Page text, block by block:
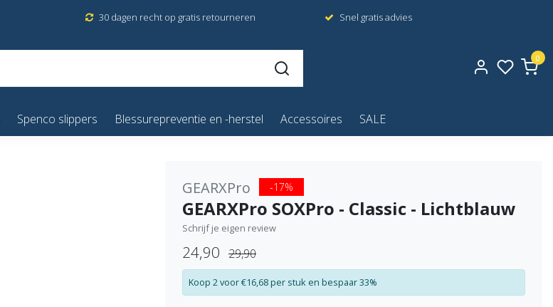
30 dagen recht op gratis retourneren Snel gratis advies
0
Spenco slippers Blessurepreventie en -herstel Accessoires SALE
GEARXPro -17%
GEARXPro SOXPro - Classic - Lichtblauw
Schrijf je eigen review
24,90 29,90
Koop 2 voor €16,68 per stuk en bespaar 33%